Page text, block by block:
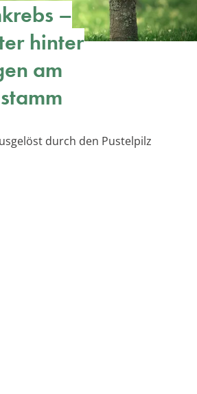
–
hinter
am
durch den Pustelpilz